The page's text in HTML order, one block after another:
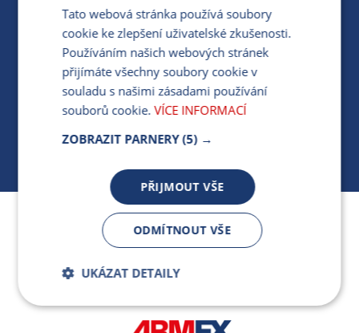
Jsme součástí skupiny ARMEX a členem Asociace
nezávislých dodavatelů energií.
MÁM DOTAZ KE STÁVAJÍCÍ SMLOUVĚ
412 154 154
PO-PÁ 7:30-17:00
Tato webová stránka používá soubory
cookie ke zlepšení uživatelské zkušenosti.
Používáním našich webových stránek
přijímáte všechny soubory cookie v
souladu s našimi zásadami používání
souborů cookie. VÍCE INFORMACÍ
ZOBRAZIT PARNERY (5) →
PŘIJMOUT VŠE
ODMÍTNOUT VŠE
UKÁZAT DETAILY
Bezpodmínečně
nutné soubory
Výkonnostní